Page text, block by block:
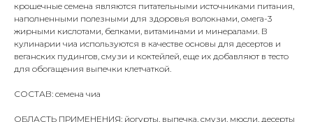
крошечные семена являются питательными источниками питания,
наполненными полезными для здоровья волокнами, омега-3
жирными кислотами, белками, витаминами и минералами. В
кулинарии чиа используются в качестве основы для десертов и
веганских пудингов, смузи и коктейлей, еще их добавляют в тесто
для обогащения выпечки клетчаткой.
СОСТАВ: семена чиа
ОБЛАСТЬ ПРИМЕНЕНИЯ: йогурты, выпечка, смузи, мюсли, десерты